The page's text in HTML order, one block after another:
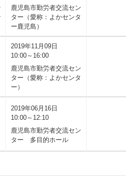
鹿児島市勤労者交流セン
ター（愛称：よかセンタ
ー鹿児島）
2019年11月09日
10:00～16:00
鹿児島市勤労者交流セン
ター（愛称：よかセンタ
ー）
2019年06月16日
10:00～12:10
鹿児島市勤労者交流セン
ター 多目的ホール